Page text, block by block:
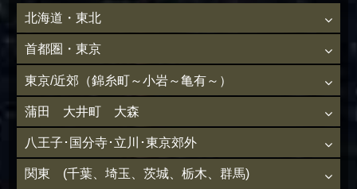
北海道・東北
首都圏・東京
東京/近郊（錦糸町～小岩～亀有～）
蒲田 大井町 大森
八王子･国分寺･立川･東京郊外
関東 (千葉、埼玉、茨城、栃木、群馬)